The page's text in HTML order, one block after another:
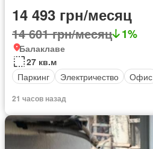
14 493 грн/месяц
14 601 грн/месяц 1%
Балаклаве
27 кв.м
Паркинг
Электричество Офис
21 часов назад